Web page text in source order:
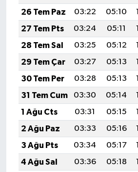
26 Tem Paz
03:22 05:10
27 Tem Pts
03:24 05:11
28 Tem Sal
03:25 05:12
29 Tem Çar
03:27 05:13
30 Tem Per
03:28 05:13
31 Tem Cum
03:30 05:14
1 Ağu Cts
03:31 05:15
2 Ağu Paz
03:33 05:16
3 Ağu Pts
03:34 05:17
4 Ağu Sal
03:36 05:18